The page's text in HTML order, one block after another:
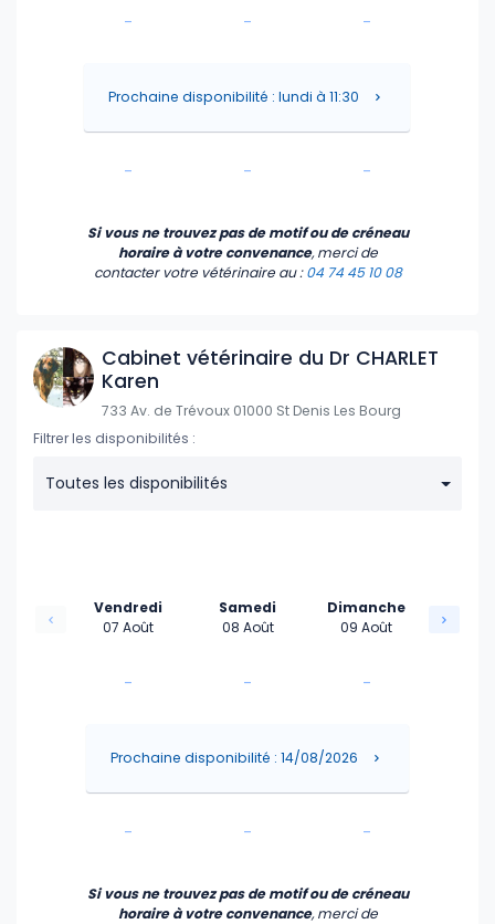
-
-
-
-
-
-
Prochaine disponibilité : lundi à 11:30
Si vous ne trouvez pas de motif ou de créneau
horaire à votre convenance, merci de
contacter votre vétérinaire au :04 74 45 10 08
Cabinet vétérinaire du Dr CHARLET
Karen
733 Av. de Trévoux 01000 St Denis Les Bourg
Filtrer les disponibilités :
Toutes les disponibilités
Vendredi
07 Août
-
-
Samedi
08 Août
-
-
Dimanche
09 Août
-
-
Prochaine disponibilité : 14/08/2026
Si vous ne trouvez pas de motif ou de créneau
horaire à votre convenance, merci de